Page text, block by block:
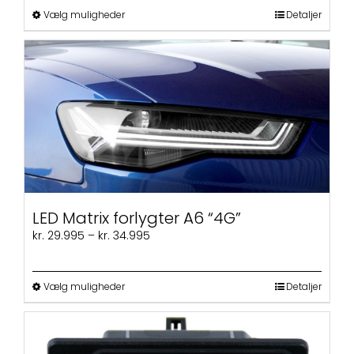
Vælg mulighederDette
vare
har
flere
varianter.
Mulighederne
kan
vælges
på
varesiden
Detaljer
LED Matrix forlygter A6 “4G”
kr. 29.995 – kr. 34.995
Vælg mulighederDette
vare
flere
varianter.
Detaljer